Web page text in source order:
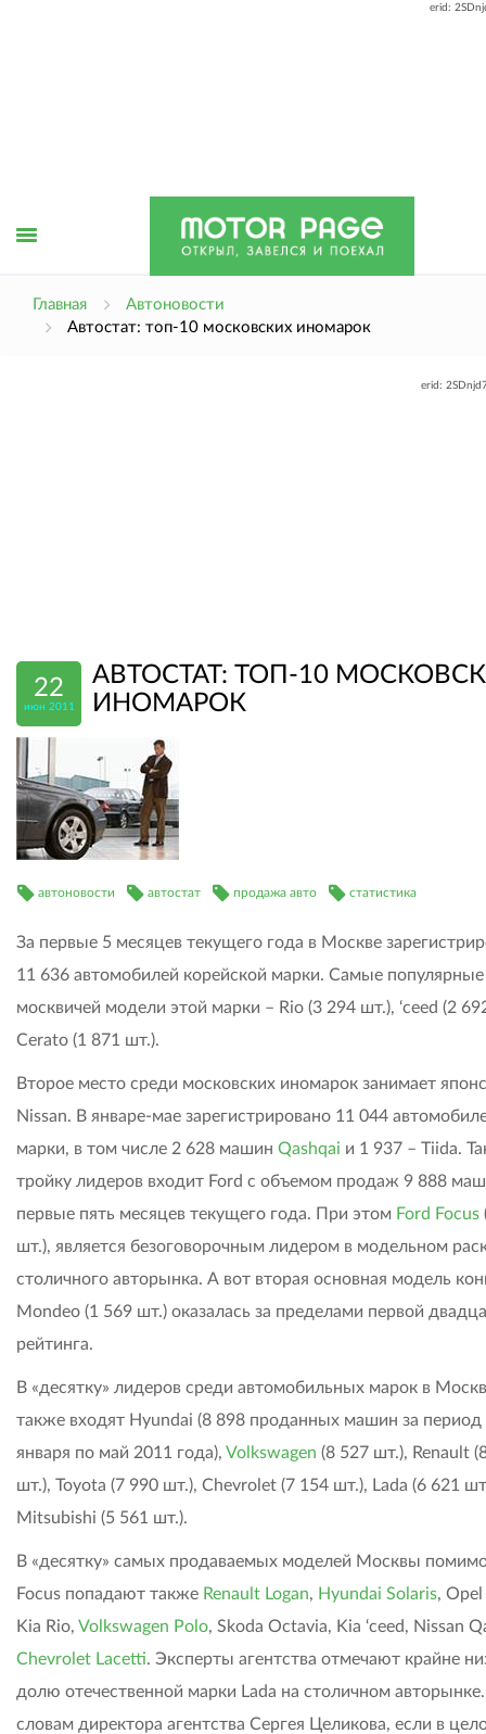
erid:
Главная
Автоновости
Автостат: топ-10 московских иномарок
erid:
22
июн 2011
АВТОСТАТ: ТОП-10
ИНОМАРОК
автоновости автостат продажа авто статистика
За первые 5 месяцев текущего года в Москве
11 636 автомобилей корейской марки. Самые популярные
москвичей модели этой марки – Rio (3 294 шт.), ‘ceed (2
Cerato (1 871 шт.).
Второе место среди московских иномарок занимает
Nissan. В январе-мае зарегистрировано 11 044
марки, в том числе 2 628 машин Qashqai и 1 937 – Tiida.
тройку лидеров входит Ford с объемом продаж 9 888
первые пять месяцев текущего года. При этом Ford Focus
шт.), является безоговорочным лидером в модельном
столичного авторынка. А вот вторая основная модель
Mondeo (1 569 шт.) оказалась за пределами первой
рейтинга.
В «десятку» лидеров среди автомобильных марок в
также входят Hyundai (8 898 проданных машин за период
января по май 2011 года), Volkswagen (8 527 шт.), Renault
шт.), Toyota (7 990 шт.), Chevrolet (7 154 шт.), Lada (6 621
Mitsubishi (5 561 шт.).
В «десятку» самых продаваемых моделей Москвы
Focus попадают также Renault Logan, Hyundai Solaris,
Kia Rio, Volkswagen Polo, Skoda Octavia, Kia ‘ceed, Nissan
Chevrolet Lacetti. Эксперты агентства отмечают крайне
долю отечественной марки Lada на столичном
словам директора агентства Сергея Целикова, если в